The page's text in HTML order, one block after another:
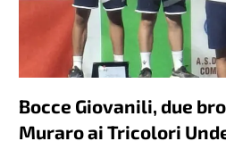
Bocce Giovanili, due
Muraro ai Tricolori